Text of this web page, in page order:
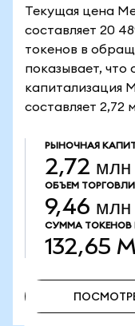
Текущая цена
составляет 20
токенов в
показывает, что
капитализация
составляет 2,72
РЫНОЧНАЯ
2,72
ОБЪЕМ ТОРГОВЛИ
9,46
СУММА ТОКЕНОВ
132,65